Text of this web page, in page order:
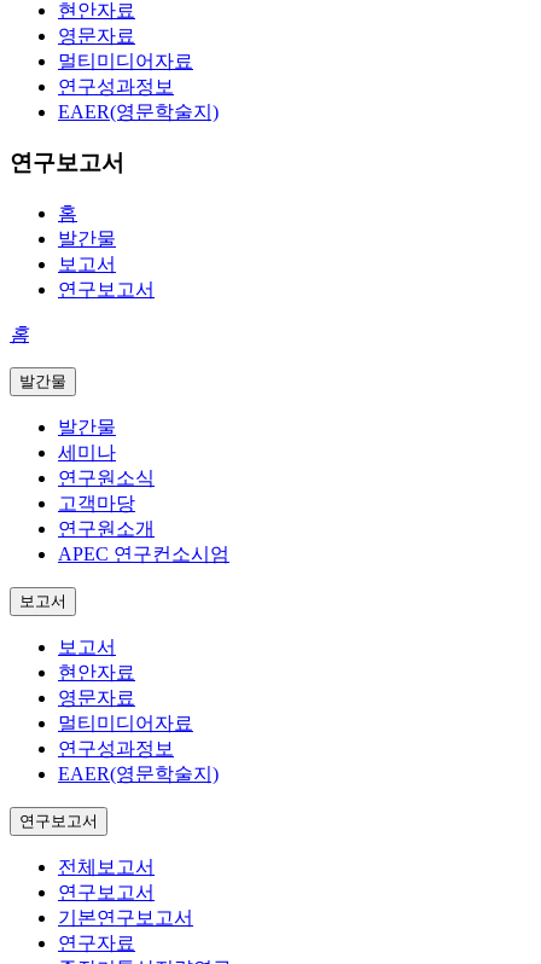
현안자료
영문자료
멀티미디어자료
연구성과정보
EAER(영문학술지)
연구보고서
홈
발간물
보고서
연구보고서
홈
발간물
발간물
세미나
연구원소식
고객마당
연구원소개
APEC 연구컨소시엄
보고서
보고서
현안자료
영문자료
멀티미디어자료
연구성과정보
EAER(영문학술지)
연구보고서
전체보고서
연구보고서
기본연구보고서
연구자료